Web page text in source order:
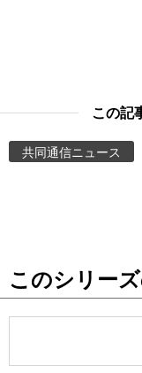
People
この記
共同通信ニュース
このシリー